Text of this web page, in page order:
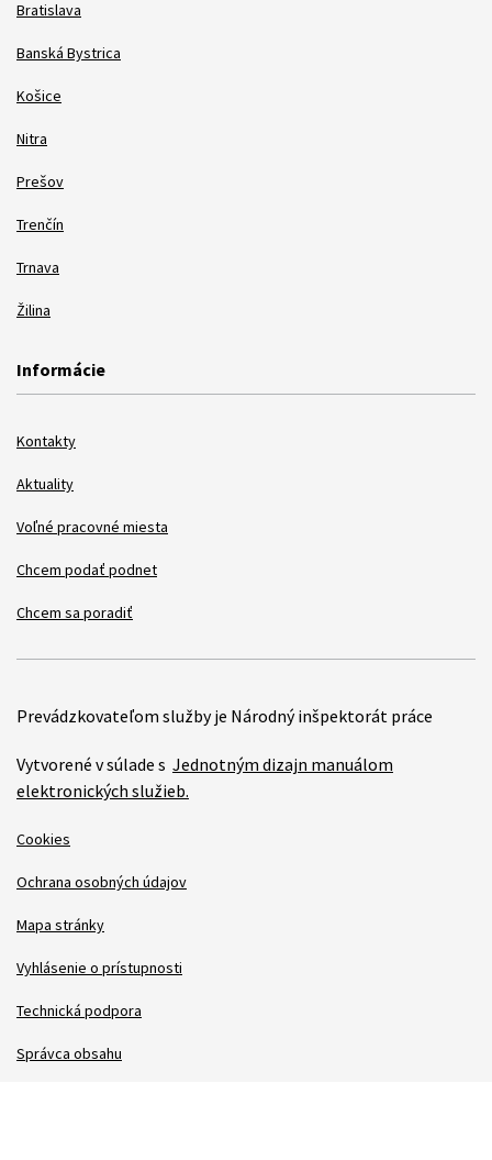
Bratislava
Banská Bystrica
Košice
Nitra
Prešov
Trenčín
Trnava
Žilina
Informácie
Kontakty
Aktuality
Voľné pracovné miesta
Chcem podať podnet
Chcem sa poradiť
Prevádzkovateľom služby je Národný inšpektorát práce
Vytvorené v súlade s Jednotným dizajn manuálom
elektronických služieb.
Cookies
Ochrana osobných údajov
Mapa stránky
Vyhlásenie o prístupnosti
Technická podpora
Správca obsahu